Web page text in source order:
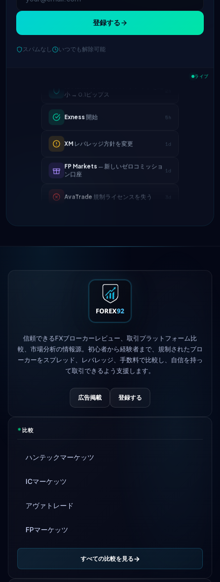
登録する
スパムなし いつでも解除可能
ライブ
Exness 開始
FP Markets — 新しいゼロコミッショ
AvaTrade
IC MarketsEUR/USDスプレッドを縮
レバレッジ方針を変更
FP Markets— 新しいゼロコミッショ
AvaTrade規制ライセンスを失う 3d
Tickmill 出金速度が24時間に改善
信頼できるFXブローカーレビュー、取引プラットフォーム比
較、市場分析の情報源。初心者から経験者まで、規制されたブロ
ーカーをスプレッド、レバレッジ、手数料で比較し、自信を持っ
て取引できるよう支援します。
広告掲載 登録する
* 比較
ハンテックマーケッツ
ICマーケッツ
アヴァトレード
FPマーケッツ
すべての比較を見る